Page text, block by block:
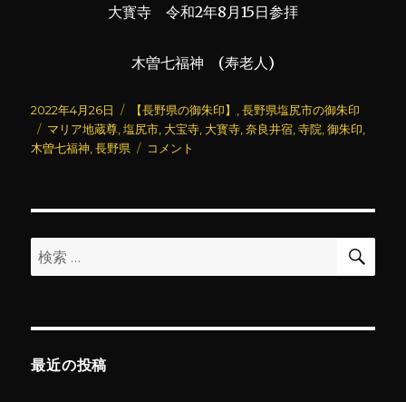
大寳寺 令和2年8月15日参拝
木曽七福神 (寿老人)
投
稿
日:
2022年4月26日
カ
テ
ゴ
【長野県の御朱印】 ,長野県塩尻市の御朱印
タ
グ
マリア地蔵尊 ,塩尻市 大宝寺 大寳寺 ,奈良井宿 ,寺院 ,御朱印
木曽七福神 ,長野県
大
コメント
検
索:
検
最近の投稿